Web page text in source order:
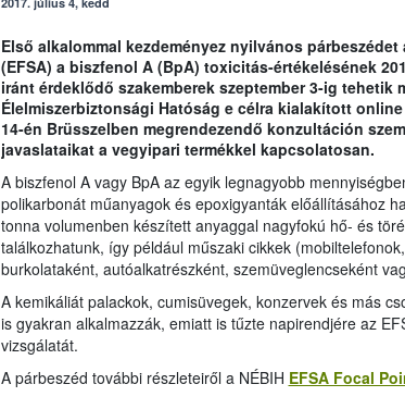
Első alkalommal kezdeményez nyilvános
(EFSA) a biszfenol A (BpA) toxicitás-értékelésének
iránt érdeklődő szakemberek szeptember 3-ig tehetik
Élelmiszerbiztonsági Hatóság e célra kialakított
14-én Brüsszelben megrendezendő konzultáción
javaslataikat a vegyipari termékkel kapcsolatosan.
A biszfenol A vagy BpA az egyik legnagyobb
polikarbonát műanyagok és epoxigyanták előállításához
tonna volumenben készített anyaggal nagyfokú hő- és
találkozhatunk, így például műszaki cikkek
burkolataként, autóalkatrészként, szemüveglencseként
A kemikáliát palackok, cumisüvegek, konzervek és más
is gyakran alkalmazzák, emiatt is tűzte napirendjére az
vizsgálatát.
A párbeszéd további részleteiről a NÉBIH EFSA Focal